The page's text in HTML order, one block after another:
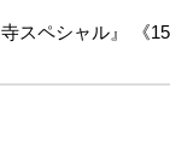
スペシャル』 《